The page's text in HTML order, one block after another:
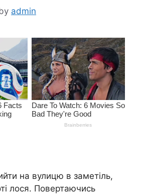
admin
на вулицю в заметіль,
лося. Повертаючись